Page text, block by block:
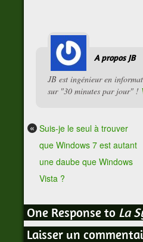
A propos JB
JB est ingénieur en
sur "30 minutes par jour" !
« Suis-je le seul à trouver
que Windows 7 est autant
une daube que Windows
Vista ?
One Response to La
Laisser un